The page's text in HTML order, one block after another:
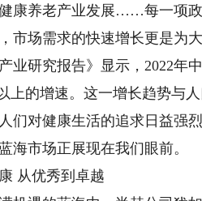
康养老产业发展……每一项
场需求的快速增长更是为大
业研究报告》显示，2022年
上的增速。这一增长趋势与
们对健康生活的追求日益强
海市场正展现在我们眼前。
从优秀到卓越